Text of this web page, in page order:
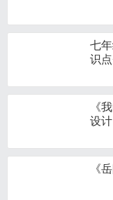
七
识
《
设计
《